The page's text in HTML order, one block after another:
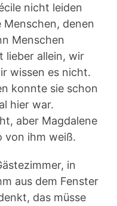
nicht leiden
Menschen, denen
Menschen
lieber allein, wir
wissen es nicht.
konnte sie schon
hier war.
aber Magdalene
von ihm weiß.
in
aus dem Fenster
das müsse